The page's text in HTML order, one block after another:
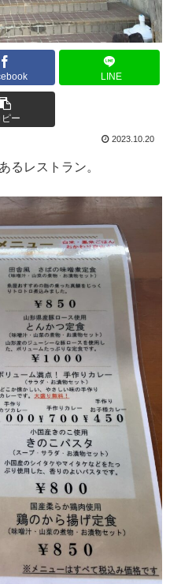
LINE
ピー
2023.10.20
るレストラン。